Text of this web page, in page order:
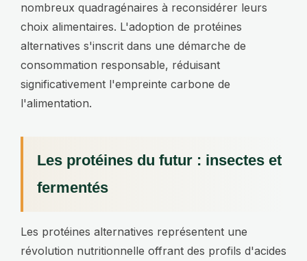
nombreux quadragénaires à reconsidérer leurs
choix alimentaires. L'adoption de protéines
alternatives s'inscrit dans une démarche de
consommation responsable, réduisant
significativement l'empreinte carbone de
l'alimentation.
Les protéines du futur : insectes et
fermentés
Les protéines alternatives représentent une
révolution nutritionnelle offrant des profils d'acides